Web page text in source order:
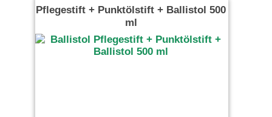
Pflegestift + Punktölstift + Ballistol 500
ml